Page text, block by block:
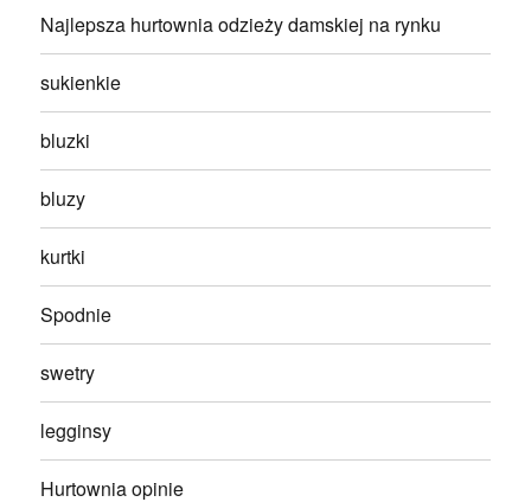
Najlepsza hurtownia odzieży damskiej na rynku
sukienkie
bluzki
bluzy
kurtki
Spodnie
swetry
legginsy
Hurtownia opinie